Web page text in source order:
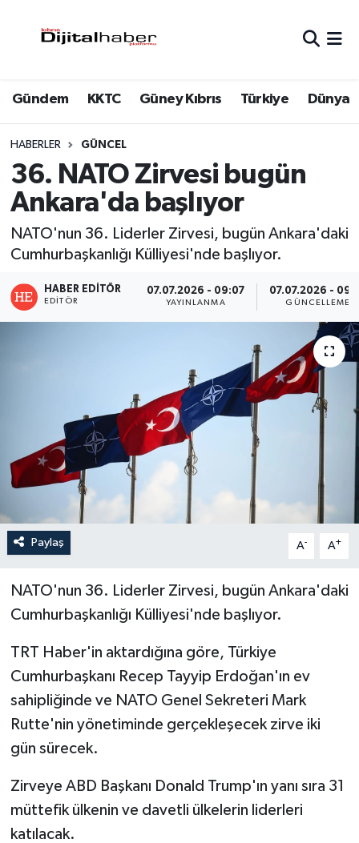
Gündem KKTC Güney Kıbrıs Türkiye Dünya
HABERLER GÜNCEL
36. NATO Zirvesi bugün
Ankara'da başlıyor
NATO'nun 36. Liderler Zirvesi, bugün Ankara'daki
Cumhurbaşkanlığı Külliyesi'nde başlıyor.
HABER EDITÖR
EDITÖR
07.07.2026 - 09:07
YAYINLANMA
07.07.2026 -
GÜNCELLEME
Paylaş A- A+
NATO'nun 36. Liderler Zirvesi, bugün Ankara'daki
Cumhurbaşkanlığı Külliyesi'nde başlıyor.
TRT Haber'in aktardığına göre, Türkiye
Cumhurbaşkanı Recep Tayyip Erdoğan'ın ev
sahipliğinde ve NATO Genel Sekreteri Mark
Rutte'nin yönetiminde gerçekleşecek zirve iki
gün sürecek.
Zirveye ABD Başkanı Donald Trump'ın yanı sıra 31
müttefik ülkenin ve davetli ülkelerin liderleri
katılacak.
Trafik Durumu
Süper Lig Puan Durumu ve Fikstür
Tüm Manşetler
Haber Arşivi